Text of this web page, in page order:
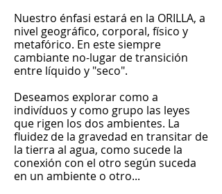
Nuestro énfasi estará en la ORILLA, a
nivel geográfico, corporal, físico y
metafórico. En este siempre
cambiante no-lugar de transición
entre líquido y "seco".
Deseamos explorar como a
indivíduos y como grupo las leyes
que rigen los dos ambientes. La
fluidez de la gravedad en transitar de
la tierra al agua, como sucede la
conexión con el otro según suceda
en un ambiente o otro...